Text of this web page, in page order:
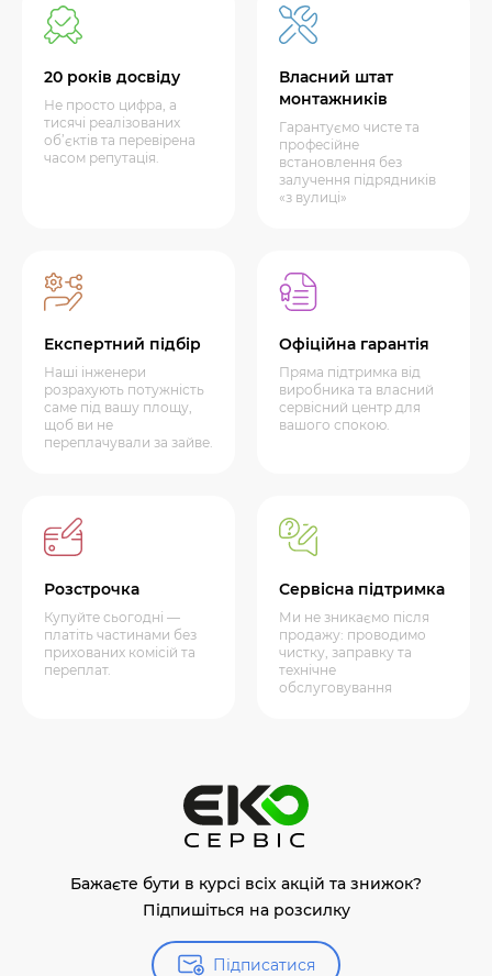
20 років досвіду
Не просто цифра, а
тисячі реалізованих
об’єктів та перевірена
часом репутація.
Власний штат
монтажників
Гарантуємо чисте та
професійне
встановлення без
залучення підрядників
«з вулиці»
Експертний підбір
Наші інженери
розрахують потужність
саме під вашу площу,
щоб ви не
переплачували за зайве.
Офіційна гарантія
Пряма підтримка від
виробника та власний
сервісний центр для
вашого спокою.
Розстрочка
Купуйте сьогодні —
платіть частинами без
прихованих комісій та
переплат.
Сервісна підтримка
Ми не зникаємо після
продажу: проводимо
чистку, заправку та
технічне
обслуговування
Бажаєте бути в курсі всіх акцій та знижок?
Підпишіться на розсилку
Підписатися